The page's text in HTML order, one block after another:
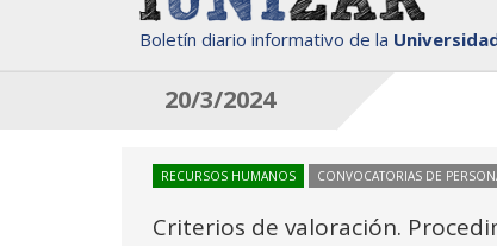
Boletín diario informativo de la
20/3/2024
RECURSOS HUMANOS CONVOCATORIAS DE
Criterios de valoración.